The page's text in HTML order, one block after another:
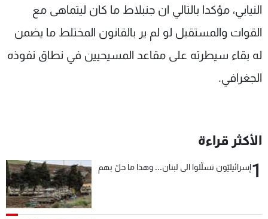
النيابي، مؤكدا بالتالي ان جنبلاط ما كان ليتماهى مع
القوات والمستقبل لو لم ير بالقانون المختلط ما يضمن
له بقاء سيطرته على مقاعد المسيحيين في نطاق نفوذه
الجغرافي.
الأكثر قراءة
1إسرائيليّون تسلّلوا الى لبنان... وهذا ما حلّ بهم